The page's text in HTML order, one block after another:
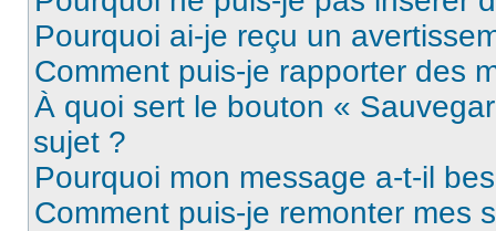
Pourquoi ai-je reçu un
Comment puis-je rapporter des
À quoi sert le bouton «
sujet ?
Pourquoi mon message a-t-il
Comment puis-je remonter mes